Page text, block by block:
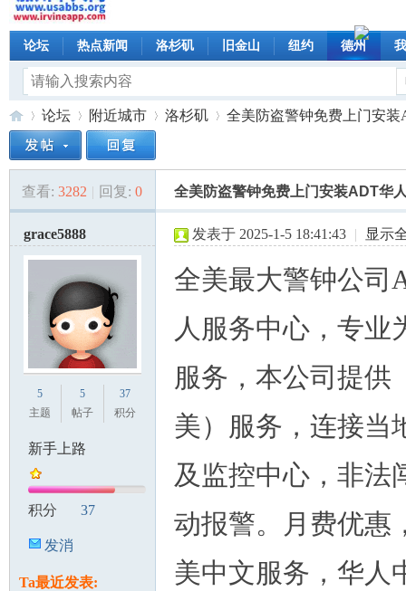
论坛 热点新闻 洛杉矶 旧金山 纽约 德州
美»
论坛
›
附近城市 洛杉矶
›
全美防盗警钟免费上门安
查看: 3282 | 回复: 0 全美防盗警钟免费上门安装ADT华
grace5888
5
主题
5
帖子
37
积分
新手上路
积分 37
发消
Ta最近发表:
发表于 2025-1-5 18:41:43 | 显示
全美最大警钟公司
人服务中心，专业
服务，本公司提供
美）服务，连接当
及监控中心，非法
动报警。月费优惠
美中文服务，华人